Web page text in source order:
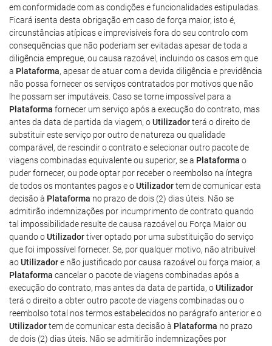
em conformidade com as condições e funcionalidades estipuladas.
Ficará isenta desta obrigação em caso de força maior, isto é,
circunstâncias atípicas e imprevisíveis fora do seu controlo com
consequências que não poderiam ser evitadas apesar de toda a
diligência empregue, ou causa razoável, incluindo os casos em que
a Plataforma, apesar de atuar com a devida diligência e previdência
não possa fornecer os serviços contratados por motivos que não
lhe possam ser imputáveis. Caso se torne impossível para a
Plataforma fornecer um serviço após a execução do contrato, mas
antes da data de partida da viagem, oUtilizadorterá o direito de
substituir este serviço por outro de natureza ou qualidade
comparável, de rescindir o contrato e selecionar outro pacote de
viagens combinadas equivalente ou superior, se a Plataforma o
puder fornecer, ou pode optar por receber o reembolso na íntegra
de todos os montantes pagos e oUtilizadortem de comunicar esta
decisão à Plataforma no prazo de dois (2) dias úteis. Não se
admitirão indemnizações por incumprimento de contrato quando
tal impossibilidade resulte de causa razoável ou Força Maior ou
quando oUtilizadortiver optado por uma substituição do serviço
que foi impossível fornecer. Se, por qualquer motivo, não atribuível
aoUtilizadore não justificado por causa razoável ou força maior, a
Plataforma cancelar o pacote de viagens combinadas após a
execução do contrato, mas antes da data de partida, oUtilizador
terá o direito a obter outro pacote de viagens combinadas ou o
reembolso total nos termos estabelecidos no parágrafo anterior e o
Utilizadortem de comunicar esta decisão à Plataforma no prazo
de dois (2) dias úteis. Não se admitirão indemnizações por